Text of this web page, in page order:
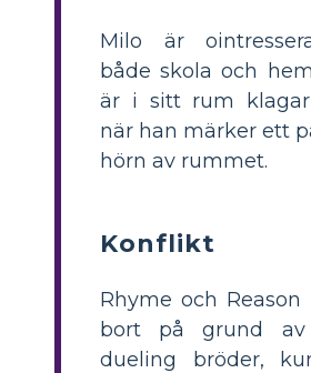
Milo är
både skola och
är i sitt rum klagar
när han märker ett
hörn av rummet.
Konflikt
Rhyme och Reason
bort på grund
dueling bröder,